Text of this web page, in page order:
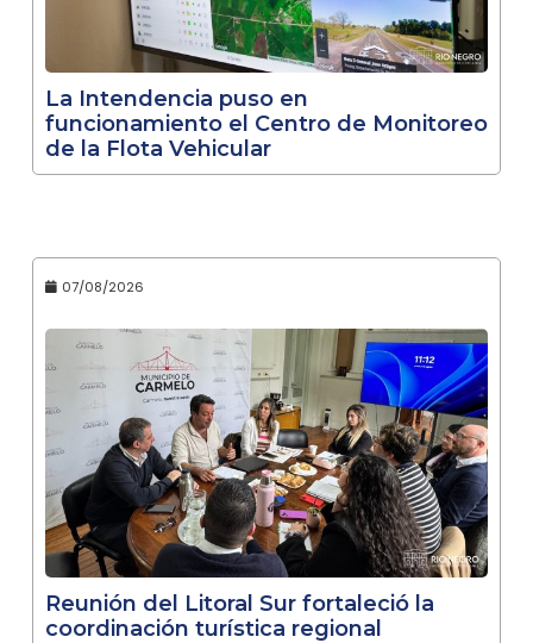
La Intendencia puso en
funcionamiento el Centro de Monitoreo
de la Flota Vehicular
07/08/2026
Reunión del Litoral Sur fortaleció la
coordinación turística regional